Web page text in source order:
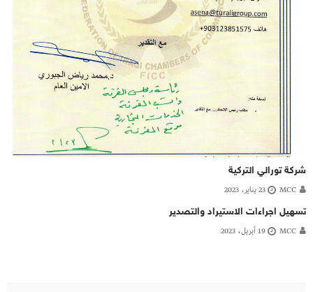
شركة تورالي التركية
MCC 23 يناير، 2023
تسهيل اجراءات الاستيراد والتصدير
MCC 19 أبريل، 2023